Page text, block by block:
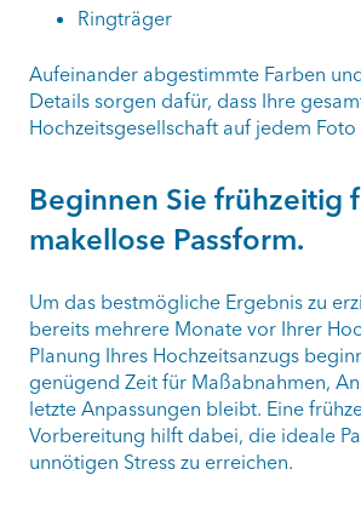
Ringträger
Aufeinander abgestimmte Farben
Details sorgen dafür, dass Ihre
Hochzeitsgesellschaft auf jedem
Beginnen Sie frühzeitig
makellose Passform.
Um das bestmögliche Ergebnis zu
bereits mehrere Monate vor Ihrer
Planung Ihres Hochzeitsanzugs
genügend Zeit für Maßabnahmen,
letzte Anpassungen bleibt. Eine
Vorbereitung hilft dabei, die ideale
unnötigen Stress zu erreichen.